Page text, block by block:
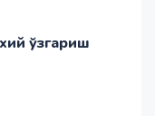
ўзгариш